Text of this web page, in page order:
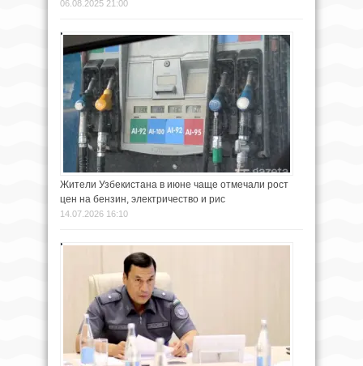
06.08.2025 21:00
Жители Узбекистана в июне чаще отмечали рост
цен на бензин, электричество и рис
14.07.2026 16:10